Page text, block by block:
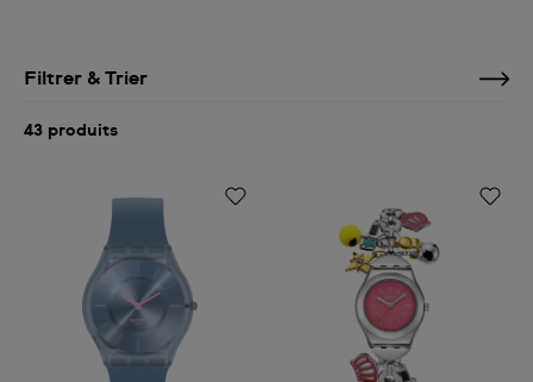
Filtrer & Trier
43 produits